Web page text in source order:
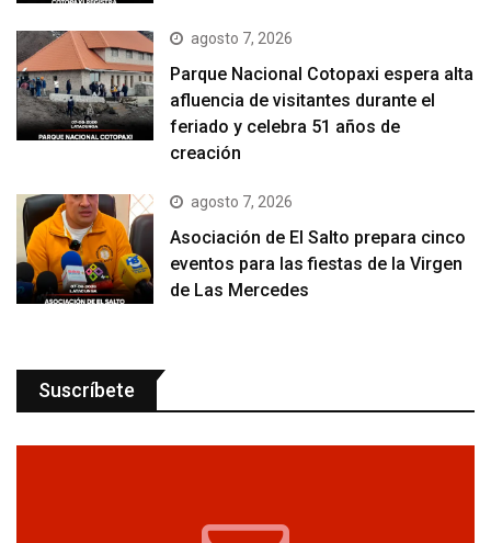
agosto 7, 2026
Parque Nacional Cotopaxi espera alta
afluencia de visitantes durante el
feriado y celebra 51 años de
creación
agosto 7, 2026
Asociación de El Salto prepara cinco
eventos para las fiestas de la Virgen
de Las Mercedes
Suscríbete